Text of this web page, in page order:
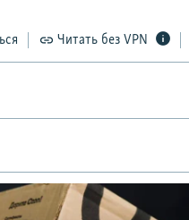
Читать без VPN